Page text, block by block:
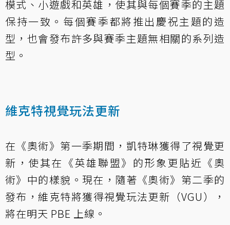
模式、小遊戲和英雄，使其與每個賽季的主題
保持一致。每個賽季都將推出慶祝主題的造
型，也會發布許多與賽季主題無相關的系列造
型。
維克特視覺玩法更新
在《奧術》第一季期間，凱特琳獲得了視覺更
新，使其在《英雄聯盟》的形象更貼近《奧
術》中的樣貌。現在，隨著《奧術》第二季的
發布，維克特將獲得視覺玩法更新（VGU），
將在明天 PBE 上線。